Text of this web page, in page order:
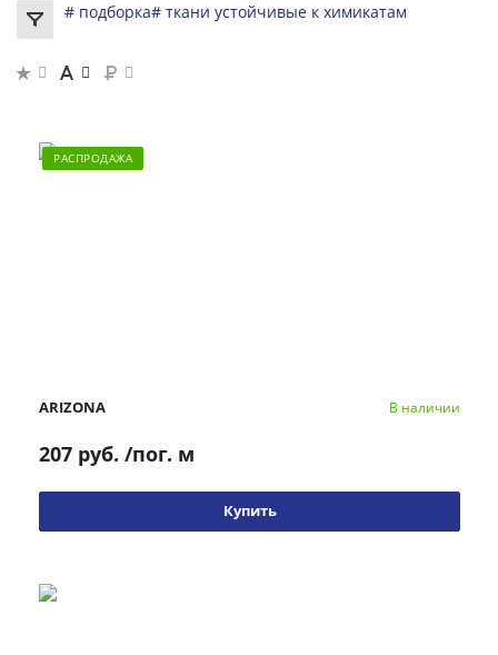
# подборка# ткани устойчивые к химикатам
РАСПРОДАЖА
ARIZONA В наличии
207 руб. /пог. м
Купить